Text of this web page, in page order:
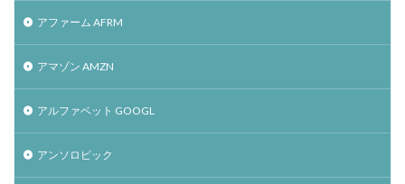
アファーム AFRM
アマゾン AMZN
アルファベット GOOGL
アンソロピック